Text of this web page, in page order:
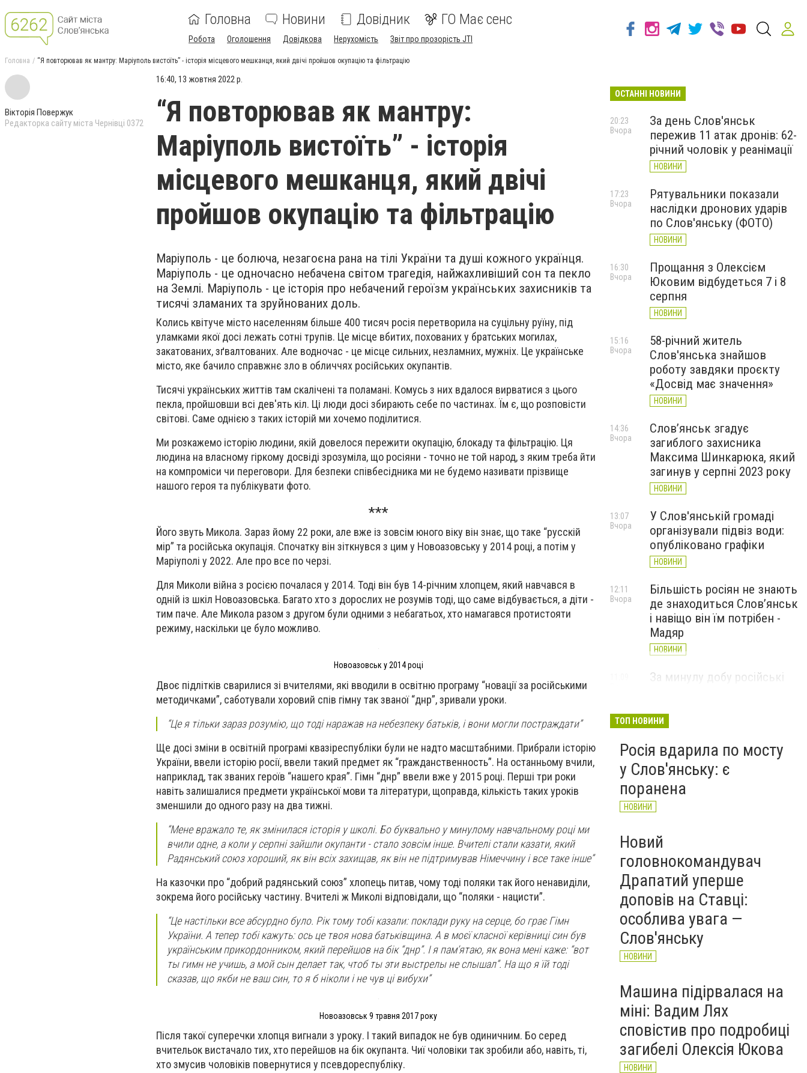
Головна Новини Довідник ГО Має сенс
Робота Оголошення Довідкова Нерухомість Звіт про прозорість JTI
Головна “Я повторював як мантру: Маріуполь вистоїть” - історія місцевого мешканця, який двічі пройшов окупацію та фільтрацію
Вікторія Повержук
Редакторка сайту міста Чернівці 0372
16:40, 13 жовтня 2022 р.
“Я повторював як мантру:
Маріуполь вистоїть” - історія
місцевого мешканця, який двічі
пройшов окупацію та фільтрацію
Маріуполь - це болюча, незагоєна рана на тілі України та душі кожного українця.
Маріуполь - це одночасно небачена світом трагедія, найжахливіший сон та пекло
на Землі. Маріуполь - це історія про небачений героїзм українських захисників та
тисячі зламаних та зруйнованих доль.
Колись квітуче місто населенням більше 400 тисяч росія перетворила на суцільну руїну, під
уламками якої досі лежать сотні трупів. Це місце вбитих, похованих у братських могилах,
закатованих, зґвалтованих. Але водночас - це місце сильних, незламних, мужніх. Це українське
місто, яке бачило справжнє зло в обличчях російських окупантів.
Тисячі українських життів там скалічені та поламані. Комусь з них вдалося вирватися з цього
пекла, пройшовши всі дев'ять кіл. Ці люди досі збирають себе по частинах. Їм є, що розповісти
світові. Саме однією з таких історій ми хочемо поділитися.
Ми розкажемо історію людини, якій довелося пережити окупацію, блокаду та фільтрацію. Ця
людина на власному гіркому досвіді зрозуміла, що росіяни - точно не той народ, з яким треба йти
на компроміси чи переговори. Для безпеки співбесідника ми не будемо називати прізвище
нашого героя та публікувати фото.
***
Його звуть Микола. Зараз йому 22 роки, але вже із зовсім юного віку він знає, що таке “русскій
мір” та російська окупація. Спочатку він зіткнувся з цим у Новоазовську у 2014 році, а потім у
Маріуполі у 2022. Але про все по черзі.
Для Миколи війна з росією почалася у 2014. Тоді він був 14-річним хлопцем, який навчався в
одній із шкіл Новоазовська. Багато хто з дорослих не розумів тоді, що саме відбувається, а діти -
тим паче. Але Микола разом з другом були одними з небагатьох, хто намагався протистояти
режиму, наскільки це було можливо.
Новоазовськ у 2014 році
Двоє підлітків сварилися зі вчителями, які вводили в освітню програму “новації за російськими
методичками”, саботували хоровий спів гімну так званої “днр”, зривали уроки.
“Це я тільки зараз розумію, що тоді наражав на небезпеку батьків, і вони могли постраждати”
Ще досі зміни в освітній програмі квазіреспубліки були не надто масштабними. Прибрали історію
України, ввели історію росії, ввели такий предмет як “гражданственность”. На останньому вчили,
наприклад, так званих героїв “нашего края”. Гімн “днр” ввели вже у 2015 році. Перші три роки
навіть залишалися предмети української мови та літератури, щоправда, кількість таких уроків
зменшили до одного разу на два тижні.
“Мене вражало те, як змінилася історія у школі. Бо буквально у минулому навчальному році ми
вчили одне, а коли у серпні зайшли окупанти - стало зовсім інше. Вчителі стали казати, який
Радянський союз хороший, як він всіх захищав, як він не підтримував Німеччину і все таке інше”
На казочки про “добрий радянський союз” хлопець питав, чому тоді поляки так його ненавиділи,
зокрема його російську частину. Вчителі ж Миколі відповідали, що “поляки - нацисти”.
“Це настільки все абсурдно було. Рік тому тобі казали: поклади руку на серце, бо грає Гімн
України. А тепер тобі кажуть: ось це твоя нова батьківщина. А в моєї класної керівниці син був
українським прикордонником, який перейшов на бік “днр”. І я пам’ятаю, як вона мені каже: “вот
ты гимн не учишь, а мой сын делает так, чтоб ты эти выстрелы не слышал”. На що я їй тоді
сказав, що якби не ваш син, то я б ніколи і не чув ці вибухи”
Новоазовськ 9 травня 2017 року
Після такої суперечки хлопця вигнали з уроку. І такий випадок не був одиничним. Бо серед
вчительок вистачало тих, хто перейшов на бік окупанта. Чиї чоловіки так зробили або, навіть, ті,
хто змусив чоловіків повернутися у псевдореспубліку.
ОСТАННІ НОВИНИ
За день Слов'янськ
пережив 11 атак дронів: 62-
річний чоловік у реанімації
НОВИНИ
20:23
Вчора
Рятувальники показали
наслідки дронових ударів
по Слов'янську (ФОТО)
НОВИНИ
17:23
Вчора
Прощання з Олексієм
Юковим відбудеться 7 і 8
серпня
НОВИНИ
16:30
Вчора
58-річний житель
Слов'янська знайшов
роботу завдяки проєкту
«Досвід має значення»
НОВИНИ
15:16
Вчора
Слов’янськ згадує
загиблого захисника
Максима Шинкарюка, який
загинув у серпні 2023 року
НОВИНИ
14:36
Вчора
У Слов'янській громаді
організували підвіз води:
опубліковано графіки
НОВИНИ
13:07
Вчора
Більшість росіян не знають
де знаходиться Слов’янськ
і навіщо він їм потрібен -
Мадяр
НОВИНИ
12:11
Вчора
За минулу добу російські
великої війни: 6 серпня
ТОП НОВИНИ
Росія вдарила по мосту
у Слов'янську: є
поранена
НОВИНИ
Новий
головнокомандувач
Драпатий уперше
доповів на Ставці:
особлива увага —
Слов'янську
НОВИНИ
Машина підірвалася на
міні: Вадим Лях
сповістив про подробиці
загибелі Олексія Юкова
НОВИНИ